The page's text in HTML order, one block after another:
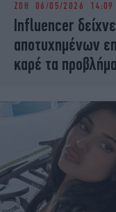
iBOOKS
OSCARS
MEDIA
ΖΩΗ 06/05/2026 14:09
Influencer
αποτυχημένων
καρέ τα